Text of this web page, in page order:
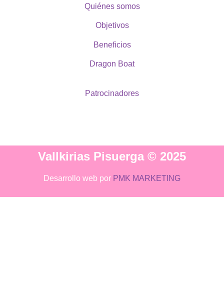
Quiénes somos
Objetivos
Beneficios
Dragon Boat
Patrocinadores
Vallkirias Pisuerga © 2025
Desarrollo web por PMK MARKETING